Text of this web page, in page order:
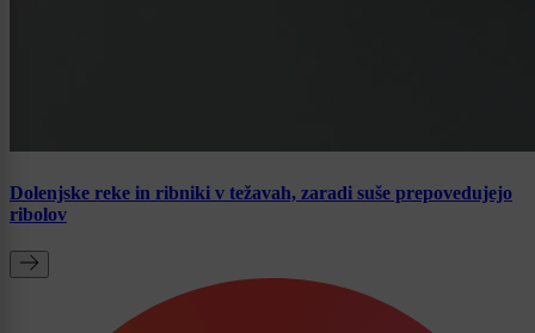
Dolenjske reke in ribniki v težavah, zaradi suše prepovedujejo
ribolov